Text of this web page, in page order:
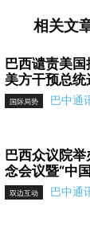
相关文
巴西谴责美
美方干预总统
国际局势 巴中通
巴西众议院
念会议暨“中
双边互动 巴中通